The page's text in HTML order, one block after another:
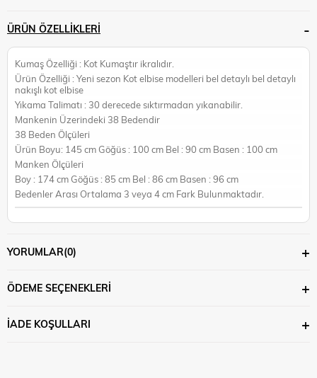
ÜRÜN ÖZELLIKLERI
Kumaş Özelliği : Kot Kumaştır ikralıdır.
Ürün Özelliği : Yeni sezon Kot elbise modelleri bel detaylı bel detaylı
nakışlı kot elbise
Yıkama Talimatı : 30 derecede sıktırmadan yıkanabilir.
Mankenin Üzerindeki 38 Bedendir
38 Beden Ölçüleri
Ürün Boyu: 145 cm Göğüs : 100 cm Bel : 90 cm Basen : 100 cm
Manken Ölçüleri
Boy : 174 cm Göğüs : 85 cm Bel : 86 cm Basen : 96 cm
Bedenler Arası Ortalama 3 veya 4 cm Fark Bulunmaktadır.
YORUMLAR(0)
ÖDEME SEÇENEKLERI
İADE KOŞULLARI